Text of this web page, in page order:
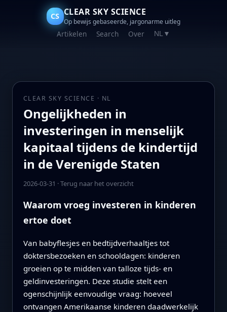
CS CLEAR SKY SCIENCE
Op bewijs gebaseerde, jargonarme uitleg
Artikelen Search Over NL ▼
CLEAR SKY SCIENCE · NL
Ongelijkheden in
investeringen in menselijk
kapitaal tijdens de kindertijd
in de Verenigde Staten
2026-03-31 ·Terug naar het overzicht
Waarom vroeg investeren in kinderen
ertoe doet
Van babyflesjes en bedtijdverhaaltjes tot
doktersbezoeken en schooldagen: kinderen
groeien op te midden van talloze tijds- en
geldinvesteringen. Deze studie stelt een
ogenschijnlijk eenvoudige vraag: hoeveel
ontvangen Amerikaanse kinderen daadwerkelijk